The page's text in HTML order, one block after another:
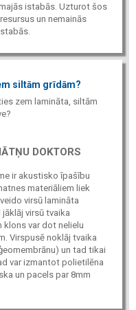
istabās. Uzturot šos
un nemainās
siltām grīdām?
zem lamināta, siltām
DOKTORS
ir akustisko īpašību
materiāliem liek
virsū lamināta
virsū tvaika
var dot nelielu
Virspusē noklāj tvaika
un tad tikai
var izmantot polietilēna
un pacels par 8mm